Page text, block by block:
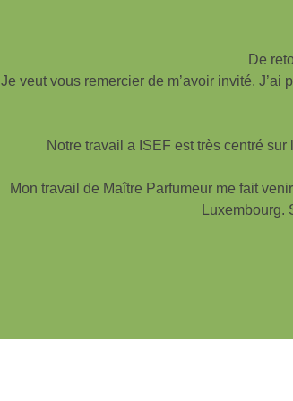
De
Je veut vous remercier de m’avoir invité.
Notre travail a ISEF est très centré
Mon travail de Maître Parfumeur me fait
Luxembourg.